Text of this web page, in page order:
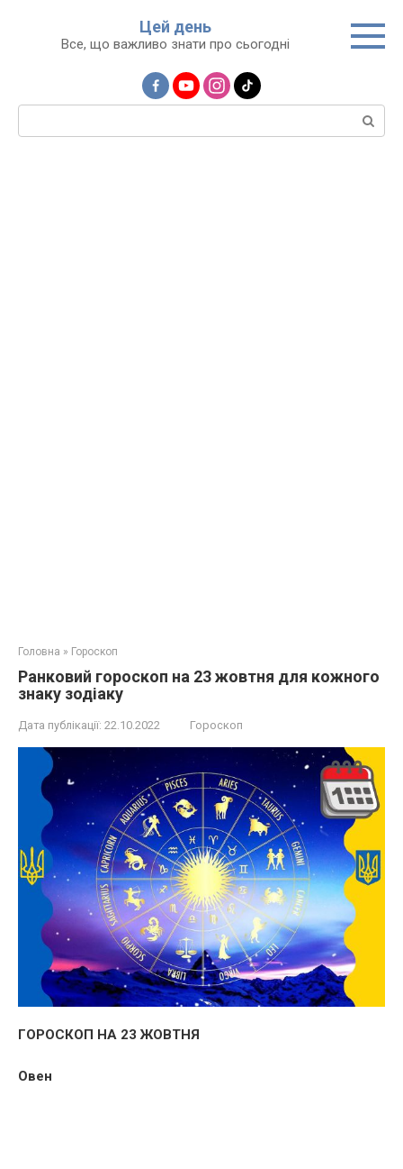
Цей день
Все, що важливо знати про сьогодні
Пошук:
Головна » Гороскоп
Ранковий гороскоп на 23 жовтня для кожного
знаку зодіаку
Дата публікації: 22.10.2022 Гороскоп
ГОРОСКОП НА 23 ЖОВТНЯ
Овен